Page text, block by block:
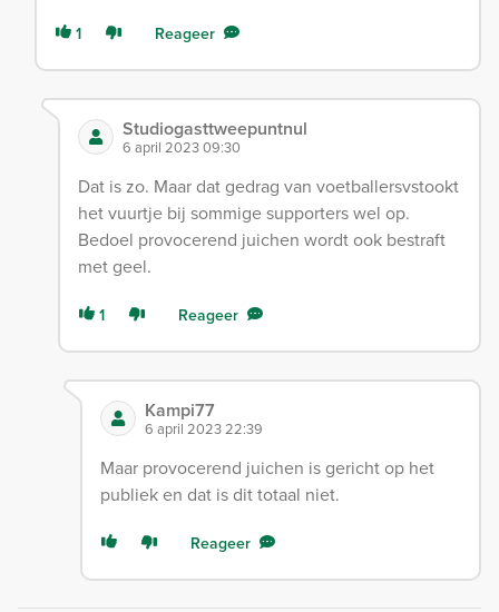
1 Reageer
Studiogasttweepuntnul
6 april 2023 09:30
Dat is zo. Maar dat gedrag van voetballersvstookt
het vuurtje bij sommige supporters wel op.
Bedoel provocerend juichen wordt ook bestraft
met geel.
1 Reageer
Kampi77
6 april 2023 22:39
Maar provocerend juichen is gericht op het
publiek en dat is dit totaal niet.
Reageer